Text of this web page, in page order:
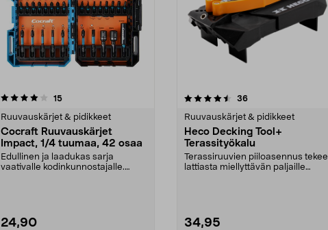
15arvostelut
Ruuvauskärjet & pidikkeet
Cocraft Ruuvauskärjet
Impact, 1/4 tuumaa, 42 osaa
Edullinen ja laadukas sarja
vaativalle kodinkunnostajalle.
24,90
4.5 viidestä
36arvostelut
Ruuvauskärjet & pidikkeet
Heco Decking Tool+
Terassityökalu
Terassiruuvien piiloasennus tekee
lattiasta miellyttävän paljaille
34,95
4.5 viidestä